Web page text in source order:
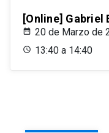
[Online] Gabriel
20 de Marzo de
13:40 a 14:40